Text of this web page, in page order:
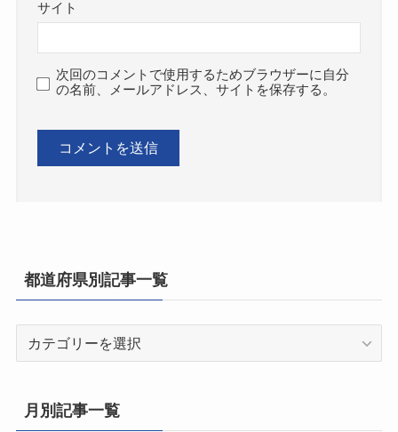
サイト
次回のコメントで使用するためブラウザーに自分
の名前、メールアドレス、サイトを保存する。
都道府県別記事一覧
県
別
月別記事一覧